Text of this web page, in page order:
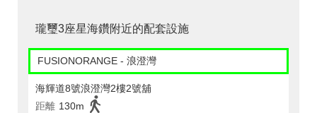
瓏璽3座星海鑽附近的配套設施
FUSIONORANGE - 浪澄灣
海輝道8號浪澄灣2樓2號舖
距離 130m